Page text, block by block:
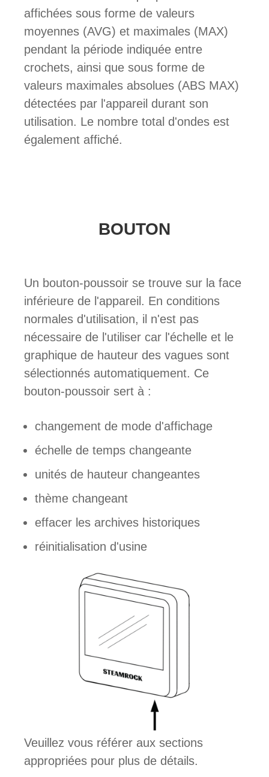
affichées sous forme de valeurs
moyennes (AVG) et maximales (MAX)
pendant la période indiquée entre
crochets, ainsi que sous forme de
valeurs maximales absolues (ABS MAX)
détectées par l'appareil durant son
utilisation. Le nombre total d'ondes est
également affiché.
BOUTON
Un bouton-poussoir se trouve sur la face
inférieure de l'appareil. En conditions
normales d'utilisation, il n'est pas
nécessaire de l'utiliser car l'échelle et le
graphique de hauteur des vagues sont
sélectionnés automatiquement. Ce
bouton-poussoir sert à :
changement de mode d'affichage
échelle de temps changeante
unités de hauteur changeantes
thème changeant
effacer les archives historiques
réinitialisation d'usine
Veuillez vous référer aux sections
appropriées pour plus de détails.